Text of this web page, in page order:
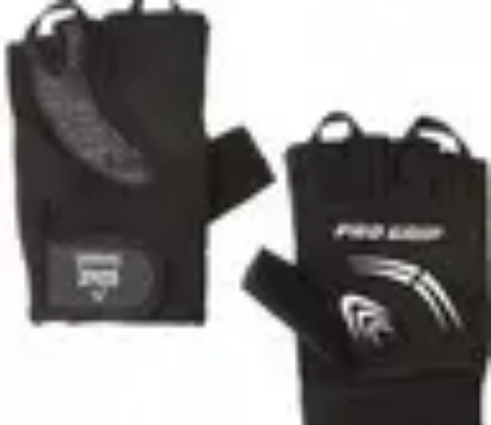
Sprzęt AGD Dom
Nowości AGD
Nowości i trendy
Sprzęt AGD Dom